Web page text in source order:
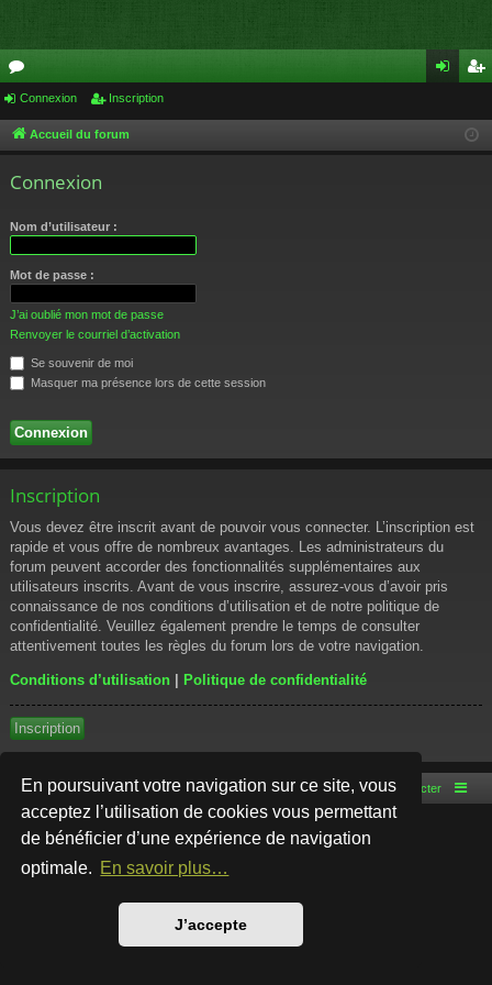
En poursuivant votre navigation sur ce site, vous
acceptez l’utilisation de cookies vous permettant
de bénéficier d’une expérience de navigation
optimale. En savoir plus…
J’accepte
or
u cri
Connexion Inscription
Accueil du forum
Connexion
Nom d’utilisateur :
Mot de passe :
J’ai oublié mon mot de passe
Renvoyer le courriel d’activation
Se souvenir de moi
Masquer ma présence lors de cette session
Inscription
Vous devez être inscrit avant de pouvoir vous connecter. L’inscription est
rapide et vous offre de nombreux avantages. Les administrateurs du
forum peuvent accorder des fonctionnalités supplémentaires aux
utilisateurs inscrits. Avant de vous inscrire, assurez-vous d’avoir pris
connaissance de nos conditions d’utilisation et de notre politique de
confidentialité. Veuillez également prendre le temps de consulter
attentivement toutes les règles du forum lors de votre navigation.
Conditions d’utilisation | Politique de confidentialité
Inscription
Accueil du forum Nous contacter
Développé parphpBB® Forum Software © phpBB Limited
Style par
Traduction française officielle